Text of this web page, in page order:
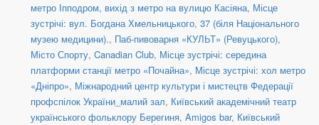
метро Іпподром, вихід з метро на вулицю Касіяна, Місце
зустрічі: вул. Богдана Хмельницького, 37 (біля Національного
музею медицини)., Паб-пивоварня «КУЛЬТ» (Ревуцького),
Місто Спорту, Canadian Club, Місце зустрічі: середина
платформи станції метро «Почайна», Місце зустрічі: хол метро
«Дніпро», Міжнародний центр культури і мистецтв Федерації
профспілок України_малий зал, Київський академічний театр
українського фольклору Берегиня, Amigos bar, Київський